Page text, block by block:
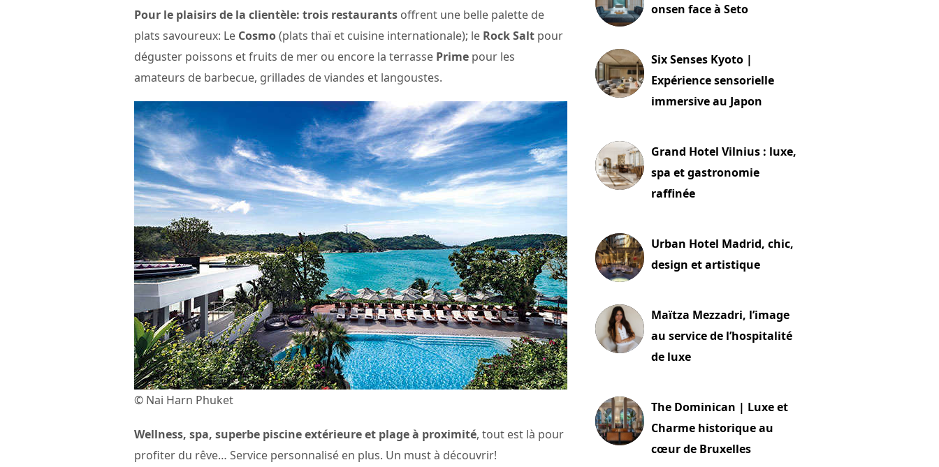
Pour le plaisirs de la clientèle: trois restaurants offrent une belle palette de
plats savoureux: Le Cosmo(plats thaï et cuisine internationale); le Rock Salt pour
déguster poissons et fruits de mer ou encore la terrasse Prime pour les
amateurs de barbecue, grillades de viandes et langoustes.
© Nai Harn Phuket
Wellness, spa, superbe piscine extérieure et plage à proximité, tout est là pour
profiter du rêve… Service personnalisé en plus. Un must à découvrir!
onsen face à Seto
Six Senses Kyoto |
Expérience sensorielle
immersive au Japon
Grand Hotel Vilnius : luxe,
spa et gastronomie
raffinée
Urban Hotel Madrid, chic,
design et artistique
Maïtza Mezzadri, l’image
au service de l’hospitalité
de luxe
The Dominican | Luxe et
Charme historique au
cœur de Bruxelles